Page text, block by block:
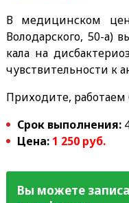
В медицинском
Володарского, 50-а)
кала на
чувствительности к
Приходите,
Срок выполнения:
Цена: 1 250 руб.
Вы можете